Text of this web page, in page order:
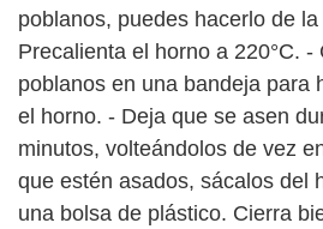
poblanos, puedes hacerlo de
Precalienta el horno a 220°C. -
poblanos en una bandeja para
el horno. - Deja que se asen
minutos, volteándolos de vez
que estén asados, sácalos del
una bolsa de plástico. Cierra